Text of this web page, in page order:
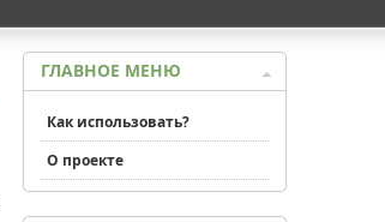
ГЛАВНОЕ МЕНЮ
Как использовать?
О проекте